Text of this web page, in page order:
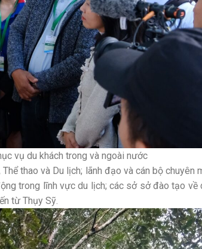
vụ du khách trong và ngoài nước
thao và Du lịch; lãnh đạo và cán bộ chuyên
trong lĩnh vực du lịch; các sở sở đào tạo về
từ Thụy Sỹ.